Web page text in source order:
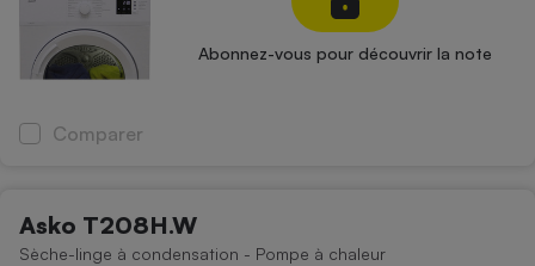
Abonnez-vous pour découvrir la note
Comparer
Asko T208H.W
Sèche-linge à condensation - Pompe à chaleur